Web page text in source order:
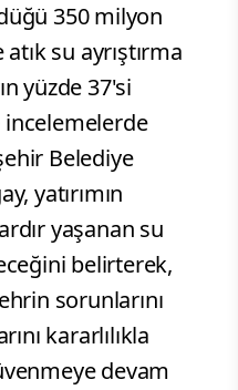
350 milyon
su ayrıştırma
yüzde 37'si
incelemelerde
Belediye
yatırımın
yaşanan su
belirterek,
sorunlarını
kararlılıkla
devam